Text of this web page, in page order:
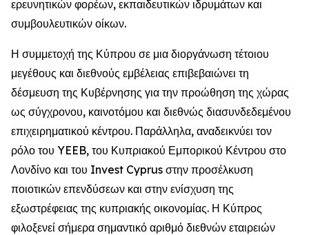
ερευνητικών φορέων, εκπαιδευτικών ιδρυμάτων και
συμβουλευτικών οίκων.
Η συμμετοχή της Κύπρου σε μια διοργάνωση τέτοιου
μεγέθους και διεθνούς εμβέλειας επιβεβαιώνει τη
δέσμευση της Κυβέρνησης για την προώθηση της χώρας
ως σύγχρονου, καινοτόμου και διεθνώς διασυνδεδεμένου
επιχειρηματικού κέντρου. Παράλληλα, αναδεικνύει τον
ρόλο του YEEB, του Κυπριακού Εμπορικού Κέντρου στο
Λονδίνο και του Invest Cyprus στην προσέλκυση
ποιοτικών επενδύσεων και στην ενίσχυση της
εξωστρέφειας της κυπριακής οικονομίας. Η Κύπρος
φιλοξενεί σήμερα σημαντικό αριθμό διεθνών εταιρειών